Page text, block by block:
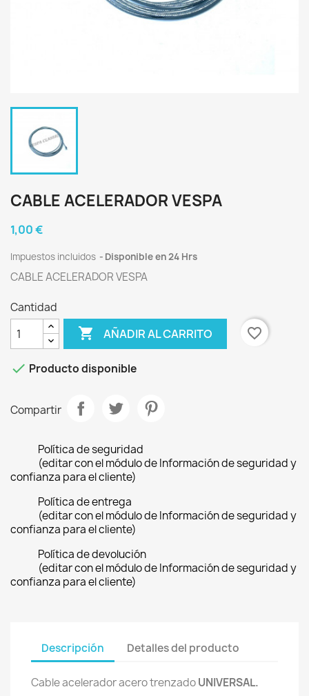
CABLE ACELERADOR VESPA
1,00 €
Impuestos incluidos Disponible en 24 Hrs
CABLE ACELERADOR VESPA
Cantidad
 AÑADIR AL CARRITO favorite_border
 Producto disponible
Compartir
Política de seguridad
(editar con el módulo de Información de seguridad y
confianza para el cliente)
Política de entrega
(editar con el módulo de Información de seguridad y
confianza para el cliente)
Política de devolución
(editar con el módulo de Información de seguridad y
confianza para el cliente)
Descripción Detalles del producto
Cable acelerador acero trenzadoUNIVERSAL.